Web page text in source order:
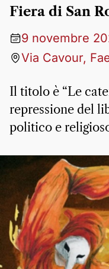
Fiera di San
9 novembre
Via Cavour,
Il titolo è “Le
repressione del
politico e